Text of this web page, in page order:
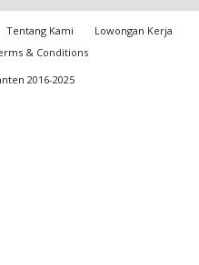
Tentang Kami
Lowongan Kerja
& Conditions
2016-2025